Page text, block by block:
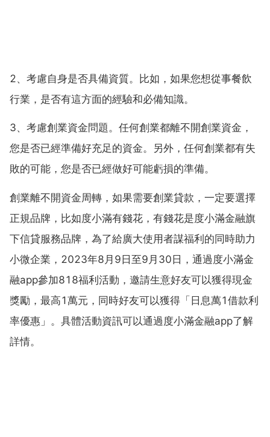
2、考慮自身是否具備資質。比如，如果您想從事餐飲
行業，是否有這方面的經驗和必備知識。
3、考慮創業資金問題。任何創業都離不開創業資金，
您是否已經準備好充足的資金。另外，任何創業都有失
敗的可能，您是否已經做好可能虧損的準備。
創業離不開資金周轉，如果需要創業貸款，一定要選擇
正規品牌，比如度小滿有錢花，有錢花是度小滿金融旗
下信貸服務品牌，為了給廣大使用者謀福利的同時助力
小微企業，2023年8月9日至9月30日，通過度小滿金
融app參加818福利活動，邀請生意好友可以獲得現金
獎勵，最高1萬元，同時好友可以獲得「日息萬1借款利
率優惠」。具體活動資訊可以通過度小滿金融app了解
詳情。